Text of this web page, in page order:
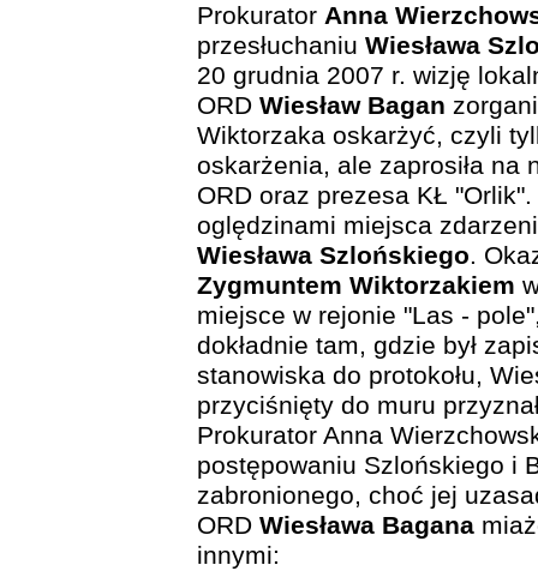
Prokurator Anna
przesłuchaniu Wiesława
20 grudnia 2007 r. wizję
ORD Wiesław Bagan
Wiktorzaka oskarżyć, czyli
oskarżenia, ale zaprosiła na
ORD oraz prezesa KŁ
oględzinami miejsca
Wiesława Szlońskiego.
Zygmuntem Wiktorzakiem
miejsce w rejonie "Las -
dokładnie tam, gdzie był
stanowiska do protokołu,
przyciśnięty do muru
Prokurator Anna
postępowaniu Szlońskiego i
zabronionego, choć jej
ORD Wiesława Bagana
innymi: